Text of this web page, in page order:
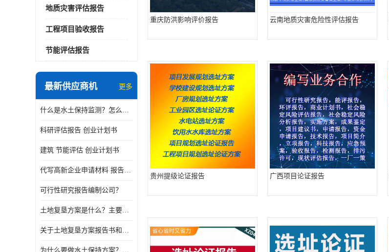
地质灾害评估报告
工程项目验收报告
节能评估报告
最新供应商机 更多
什么是水土保持监测？怎么做水土保持监测？
科研评估报告 创业计划书
建筑 节能评估 创业计划书
代写高新企业申请材料 报告公司
可行性研究报告编制公司？
土地复垦方案是什么？主要编制什么内容？
关于土地复垦方案报告书和报告表编制的问题？
为什么要做水土保持方案？需要验收水保方案吗？
重庆防洪影响评价报告 云南地质灾害危险性评估报告
贵州提级论证报告 广西项目论证报告